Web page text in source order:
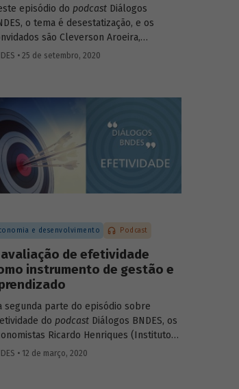
episódio do podcast Diálogos
o tema é desestatização, e os
são Cleverson Aroeira,
da Área de Estruturação
Finance Corporation (IFC), do
sobre as diferentes modalidades de
os modelos de regulação e
o processo de estruturação de
e os setores com mais potencial
os investimentos e parcerias com o
privado.
• 25 de setembro, 2020
e desenvolvimento Podcast
avaliação de efetividade
instrumento de gestão e
segunda parte do episódio sobre
do podcast Diálogos BNDES, os
Ricardo Henriques (Instituto
e Victor Pina (BNDES)
• 12 de março, 2020